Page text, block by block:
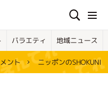
バラエティ 地域ニュース
ント ニッポンのSHOKUNIN